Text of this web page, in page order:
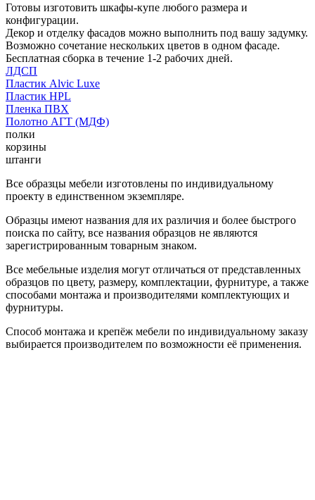
Готовы изготовить шкафы-купе любого размера и
конфигурации.
Декор и отделку фасадов можно выполнить под вашу задумку.
Возможно сочетание нескольких цветов в одном фасаде.
Бесплатная сборка в течение 1-2 рабочих дней.
ЛДСП
Пластик Alvic Luxe
Пластик HPL
Пленка ПВХ
Полотно АГТ (МДФ)
полки
корзины
штанги
Все образцы мебели изготовлены по индивидуальному
проекту в единственном экземпляре.
Образцы имеют названия для их различия и более быстрого
поиска по сайту, все названия образцов не являются
зарегистрированным товарным знаком.
Все мебельные изделия могут отличаться от представленных
образцов по цвету, размеру, комплектации, фурнитуре, а также
способами монтажа и производителями комплектующих и
фурнитуры.
Способ монтажа и крепёж мебели по индивидуальному заказу
выбирается производителем по возможности её применения.